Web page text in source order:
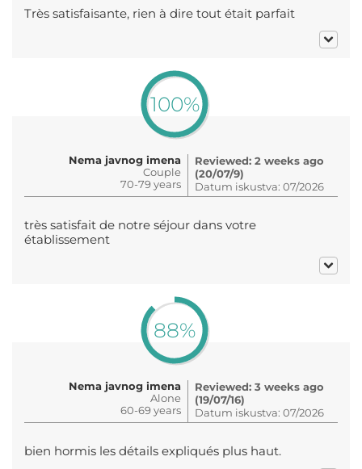
Très satisfaisante, rien à dire tout était parfait
100%
Nema javnog imena
Couple
70-79 years
Reviewed: 2 weeks ago
(20/07/9)
Datum iskustva: 07/2026
très satisfait de notre séjour dans votre
établissement
88%
Nema javnog imena
Alone
60-69 years
Reviewed: 3 weeks ago
(19/07/16)
Datum iskustva: 07/2026
bien hormis les détails expliqués plus haut.